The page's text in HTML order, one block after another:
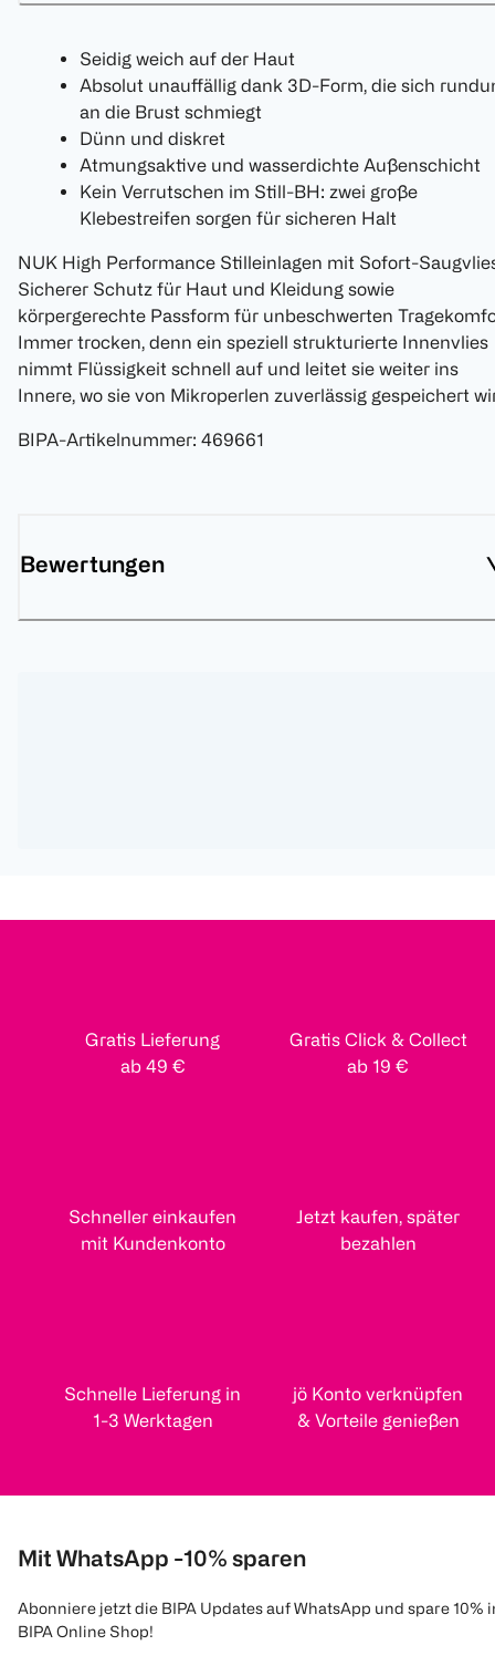
Seidig weich auf der Haut
Absolut unauffällig dank 3D-Form, die sich
an die Brust schmiegt
Dünn und diskret
Atmungsaktive und wasserdichte Außenschicht
Kein Verrutschen im Still-BH: zwei große
Klebestreifen sorgen für sicheren Halt
NUK High Performance Stilleinlagen mit Sofort-
Sicherer Schutz für Haut und Kleidung sowie
körpergerechte Passform für unbeschwerten
Immer trocken, denn ein speziell strukturierte Innenvlies
nimmt Flüssigkeit schnell auf und leitet sie weiter ins
Innere, wo sie von Mikroperlen zuverlässig gespeichert
BIPA-Artikelnummer: 469661
Bewertungen
Gratis Lieferung
ab 49 €
Gratis Click & Collect
ab 19 €
Schneller einkaufen
mit Kundenkonto
Jetzt kaufen, später
bezahlen
Schnelle Lieferung in
1-3 Werktagen
jö Konto verknüpfen
& Vorteile genießen
Mit WhatsApp -10% sparen
Abonniere jetzt die BIPA Updates auf WhatsApp und spare 10%
BIPA Online Shop!